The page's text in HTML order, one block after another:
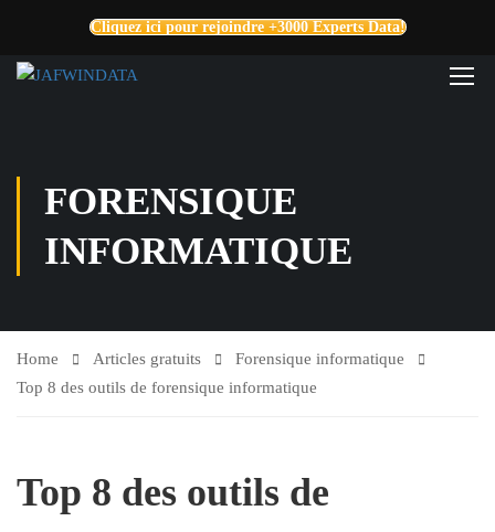
Cliquez ici pour rejoindre +3000 Experts Data!
FORENSIQUE
INFORMATIQUE
Home Articles gratuits
Forensique informatique
Top 8 des outils de forensique informatique
Top 8 des outils de